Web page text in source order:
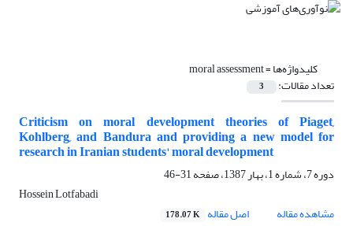
کلیدواژه‌ها =moral assessment
تعداد مقالات: 3
Criticism on moral development theories of Piaget,
Kohlberg, and Bandura and providing a new model for
research in Iranian students' moral development
دوره 7، شماره 1، بهار 1387، صفحه
31-46
Hossein Lotfabadi
مشاهده مقاله
اصل مقاله 178.07 K